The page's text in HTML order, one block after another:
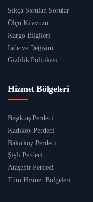
Sıkça Sorulan Sorular
Ölçü Kılavuzu
Kargo Bilgileri
İade ve Değişim
Gizlilik Politikası
Hizmet Bölgeleri
Beşiktaş Perdeci
Kadıköy Perdeci
Bakırköy Perdeci
Şişli Perdeci
Ataşehir Perdeci
Tüm Hizmet Bölgeleri